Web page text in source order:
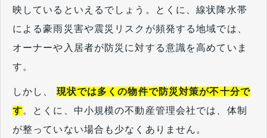
映しているといえるでしょう。とくに、線状降水帯
による豪雨災害や震災リスクが頻発する地域では、
オーナーや入居者が防災に対する意識を高めていま
す。
しかし、 現状では多くの物件で防災対策が不十分で
す。とくに、中小規模の不動産管理会社では、体制
が整っていない場合も少なくありません。